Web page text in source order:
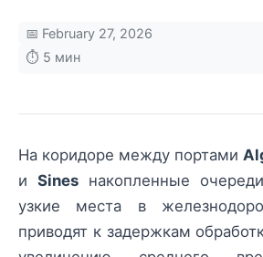
📅 February 27, 2026
⏱️ 5 мин
На коридоре между портами
и Sines накопленные
узкие места в
приводят к задержкам